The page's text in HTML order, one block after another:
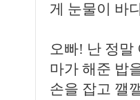
게 눈물이 바
오빠! 난 정말
마가 해준 밥
손을 잡고 깰